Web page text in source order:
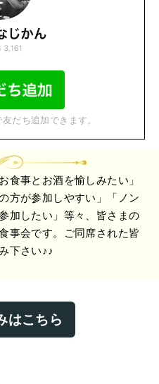
だち追加できます。
食事とお酒を愉しみたい」
方が参加しやすい」「ノン
加したい」等々、皆さまの
事会です。ご同席された皆
下さい♪♪
はこちら